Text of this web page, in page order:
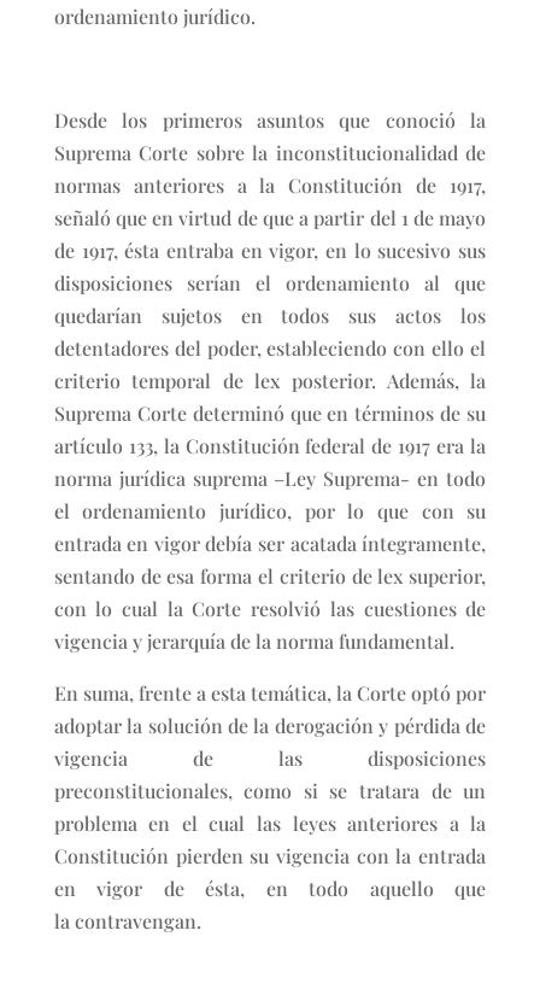
ordenamiento jurídico.
Desde los primeros asuntos que conoció la
Suprema Corte sobre la inconstitucionalidad de
normas anteriores a la Constitución de 1917,
señaló que en virtud de que a partir del 1 de mayo
de 1917, ésta entraba en vigor, en lo sucesivo sus
disposiciones serían el ordenamiento al que
quedarían sujetos en todos sus actos los
detentadores del poder, estableciendo con ello el
criterio temporal de lex posterior. Además, la
Suprema Corte determinó que en términos de su
artículo 133, la Constitución federal de 1917 era la
norma jurídica suprema –Ley Suprema- en todo
el ordenamiento jurídico, por lo que con su
entrada en vigor debía ser acatada íntegramente,
sentando de esa forma el criterio de lex superior,
con lo cual la Corte resolvió las cuestiones de
vigencia y jerarquía de la norma fundamental.
En suma, frente a esta temática, la Corte optó por
adoptar la solución de la derogación y pérdida de
vigencia de las disposiciones
preconstitucionales, como si se tratara de un
problema en el cual las leyes anteriores a la
Constitución pierden su vigencia con la entrada
en vigor de ésta, en todo aquello que
la contravengan.